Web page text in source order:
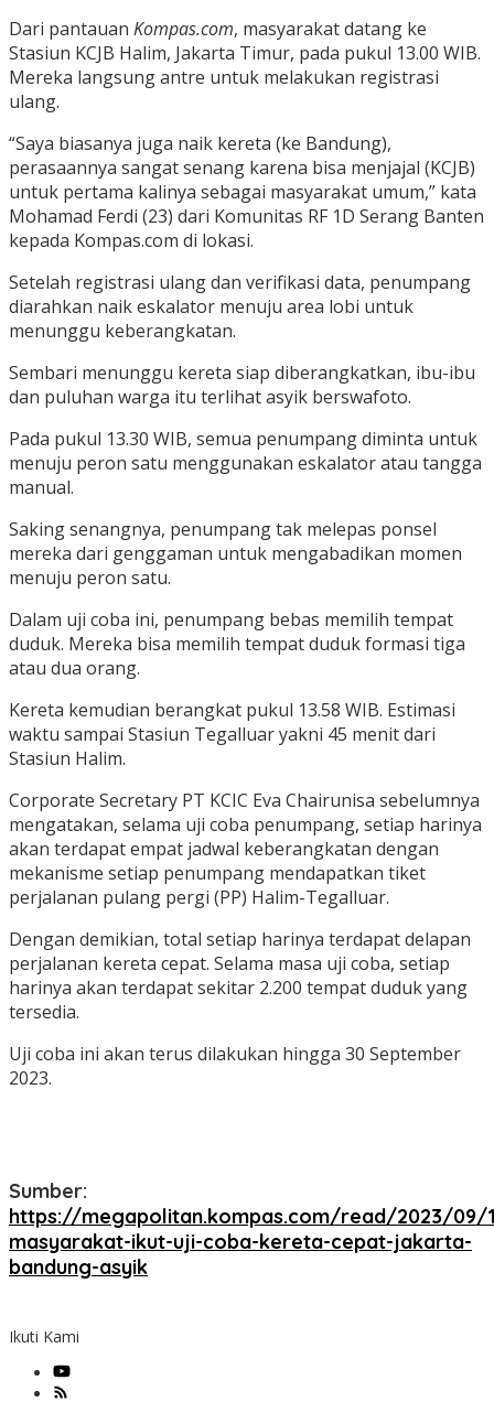
Dari pantauan Kompas.com, masyarakat datang ke
Stasiun KCJB Halim, Jakarta Timur, pada pukul 13.00 WIB.
Mereka langsung antre untuk melakukan registrasi
ulang.
“Saya biasanya juga naik kereta (ke Bandung),
perasaannya sangat senang karena bisa menjajal (KCJB)
untuk pertama kalinya sebagai masyarakat umum,” kata
Mohamad Ferdi (23) dari Komunitas RF 1D Serang Banten
kepada Kompas.com di lokasi.
Setelah registrasi ulang dan verifikasi data, penumpang
diarahkan naik eskalator menuju area lobi untuk
menunggu keberangkatan.
Sembari menunggu kereta siap diberangkatkan, ibu-ibu
dan puluhan warga itu terlihat asyik berswafoto.
Pada pukul 13.30 WIB, semua penumpang diminta untuk
menuju peron satu menggunakan eskalator atau tangga
manual.
Saking senangnya, penumpang tak melepas ponsel
mereka dari genggaman untuk mengabadikan momen
menuju peron satu.
Dalam uji coba ini, penumpang bebas memilih tempat
duduk. Mereka bisa memilih tempat duduk formasi tiga
atau dua orang.
Kereta kemudian berangkat pukul 13.58 WIB. Estimasi
waktu sampai Stasiun Tegalluar yakni 45 menit dari
Stasiun Halim.
Corporate Secretary PT KCIC Eva Chairunisa sebelumnya
mengatakan, selama uji coba penumpang, setiap harinya
akan terdapat empat jadwal keberangkatan dengan
mekanisme setiap penumpang mendapatkan tiket
perjalanan pulang pergi (PP) Halim-Tegalluar.
Dengan demikian, total setiap harinya terdapat delapan
perjalanan kereta cepat. Selama masa uji coba, setiap
harinya akan terdapat sekitar 2.200 tempat duduk yang
tersedia.
Uji coba ini akan terus dilakukan hingga 30 September
2023.
Sumber:
https://megapolitan.kompas.com/read/2023/09/
masyarakat-ikut-uji-coba-kereta-cepat-jakarta-
bandung-asyik
Ikuti Kami